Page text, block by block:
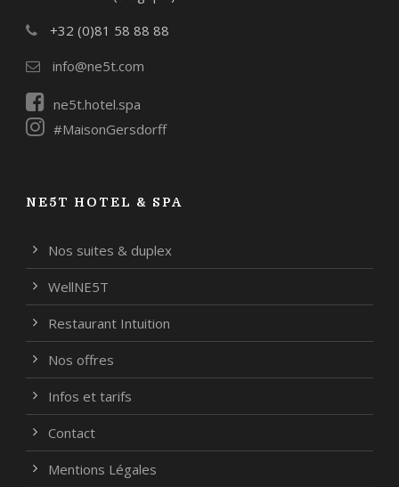
+32 (0)81 58 88 88
info@ne5t.com
ne5t.hotel.spa
#MaisonGersdorff
NE5T HOTEL & SPA
Nos suites & duplex
WellNE5T
Restaurant Intuition
Nos offres
Infos et tarifs
Contact
Mentions Légales